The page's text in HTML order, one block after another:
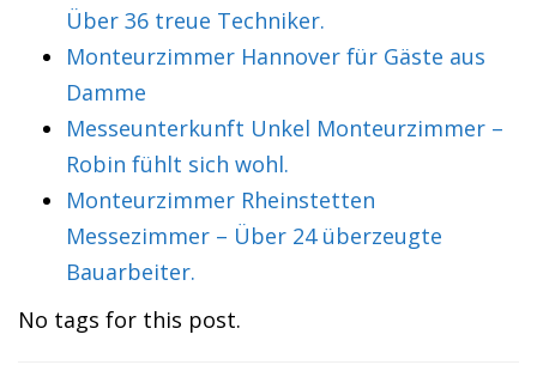
Über 36 treue Techniker.
Monteurzimmer Hannover für Gäste aus
Damme
Messeunterkunft Unkel Monteurzimmer –
Robin fühlt sich wohl.
Monteurzimmer Rheinstetten
Messezimmer – Über 24 überzeugte
Bauarbeiter.
No tags for this post.